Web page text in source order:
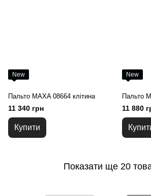
New
Пальто MAXA 08664 клітина
11 340 грн
Купити
New
Пальто
11 880
Показати ще 20